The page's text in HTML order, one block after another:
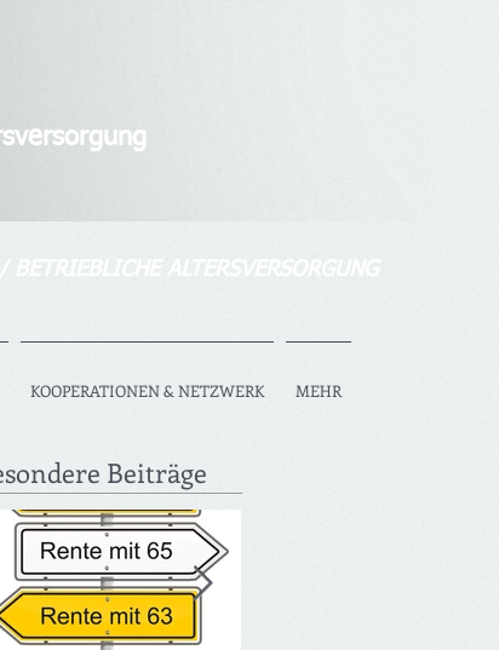
ALTERSVERSORGUNG
KOOPERATIONEN & NETZWERK MEHR
Beiträge